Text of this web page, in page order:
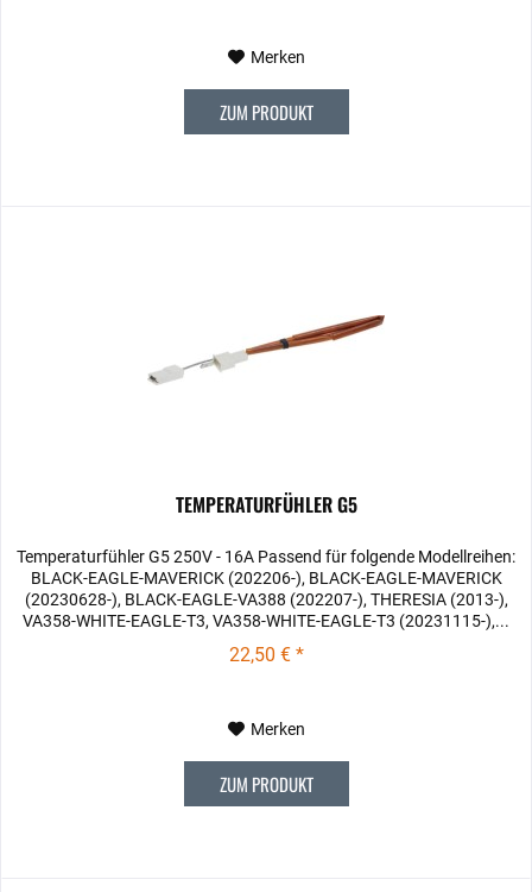
Merken
ZUM PRODUKT
TEMPERATURFÜHLER G5
Temperaturfühler G5 250V - 16A Passend für folgende Modellreihen:
BLACK-EAGLE-MAVERICK (202206-), BLACK-EAGLE-MAVERICK
(20230628-), BLACK-EAGLE-VA388 (202207-), THERESIA (2013-),
VA358-WHITE-EAGLE-T3, VA358-WHITE-EAGLE-T3 (20231115-),...
22,50 € *
Merken
ZUM PRODUKT